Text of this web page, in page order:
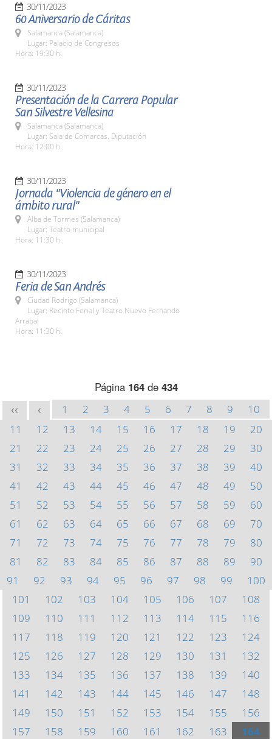
30/11/2023
60 Aniversario de Cáritas
Salamanca (Salamanca)
Lugar: Palacio de Congresos
Hora: 19:30 h.
30/11/2023
Presentación de la Carrera Popular
San Silvestre Vellesina
Salamanca (Salamanca)
Lugar: Sala de Comarcas. Diputación
Hora: 12:00 h.
30/11/2023
Jornada "Violencia de género en el
ámbito rural"
Alba de Tormes (Salamanca)
Lugar: Teatro municipal
Hora: 11:30 h.
30/11/2023
Feria de San Andrés
Ciudad Rodrigo (Salamanca)
Lugar: Recinto Ferial y Teatro Nuevo Fernando
Arrabal
Hora: 11:30 h.
Página 164de 434
<< < 1 2 3 4 5 6 7 8 9
10
11
12 13 14 15 16 17 18 19
20
21
22 23 24 25 26 27 28 29
30
31
32 33 34 35 36 37 38 39
40
41
42 43 44 45 46 47 48 49
50
51
52 53 54 55 56 57 58 59
60
61
62 63 64 65 66 67 68 69
70
71
72 73 74 75 76 77 78 79
80
81
82 83 84 85 86 87 88 89
90
91
92 93 94 95 96 97 98 99
100
101
102 103 104 105 106 107
108
109
110 111 112 113 114 115
116
117
118 119 120 121 122 123
124
125
126 127 128 129 130 131
132
133
134 135 136 137 138 139
140
141
142 143 144 145 146 147
148
149
150 151 152 153 154 155
156
157
158 159 160 161 162 163
164